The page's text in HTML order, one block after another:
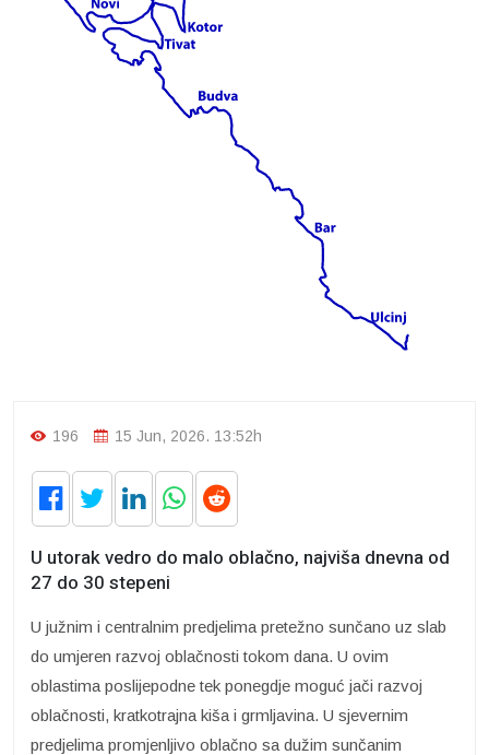
196 15 Jun, 2026. 13:52h
U utorak vedro do malo oblačno, najviša dnevna od
27 do 30 stepeni
U južnim i centralnim predjelima pretežno sunčano uz slab
do umjeren razvoj oblačnosti tokom dana. U ovim
oblastima poslijepodne tek ponegdje moguć jači razvoj
oblačnosti, kratkotrajna kiša i grmljavina. U sjevernim
predjelima promjenljivo oblačno sa dužim sunčanim